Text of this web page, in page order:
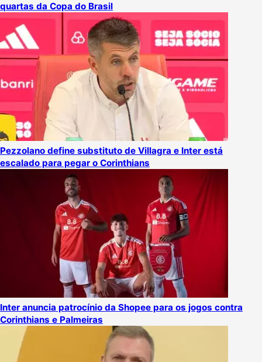
quartas da Copa do Brasil
Pezzolano define substituto de Villagra e Inter está
escalado para pegar o Corinthians
Inter anuncia patrocínio da Shopee para os jogos contra
Corinthians e Palmeiras